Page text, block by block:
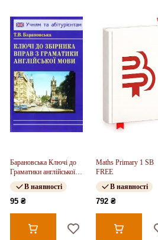
Барановська Ключі до
Граматики англійської
мови
В наявності
95 ₴
Maths Primary 1 SB
FREE
В наявності
792 ₴